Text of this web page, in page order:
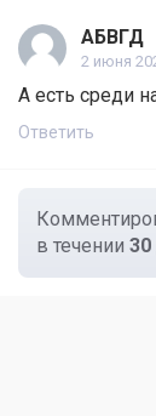
АБВГД
2 июня
А есть среди
Ответить
в течении 30